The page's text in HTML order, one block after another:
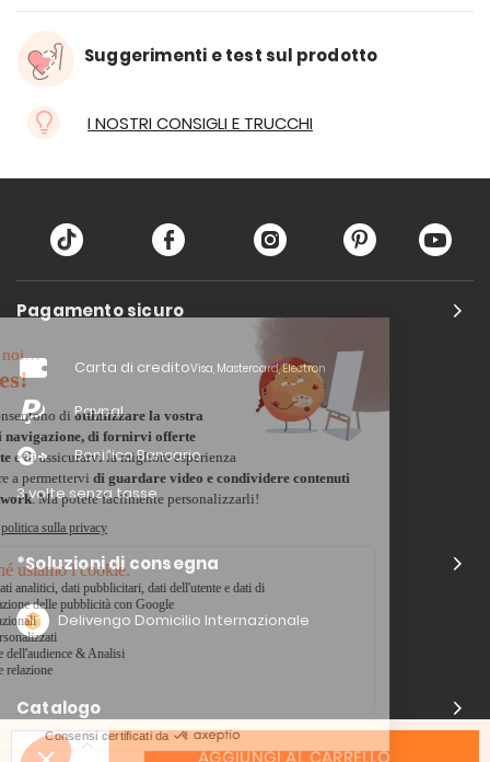
AGGIUNGI AL CARRELLO
Suggerimenti e test sul prodotto
I NOSTRI CONSIGLI E TRUCCHI
Pagamento sicuro
Carta di creditoVisa, Mastercard, Electron
Paypal
Bonifico Bancario
3 volte senza tasse
*Soluzioni di consegna
Delivengo Domicilio Internazionale
Catalogo